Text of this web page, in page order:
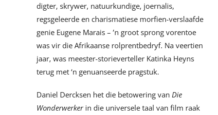
digter, skrywer, natuurkundige, joernalis,
regsgeleerde en charismatiese morfien-verslaafde
genie Eugene Marais – ’n groot sprong vorentoe
was vir die Afrikaanse rolprentbedryf. Na veertien
jaar, was meester-storieverteller Katinka Heyns
terug met ‘n genuanseerde pragstuk.
Daniel Dercksen het die betowering van Die
Wonderwerkerin die universele taal van film raak